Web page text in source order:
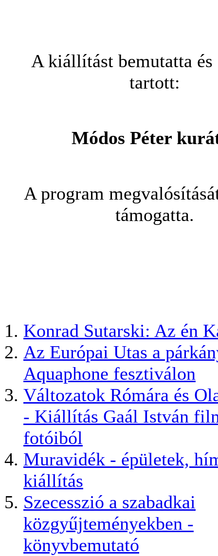
A kiállítást bemutatta és
tartott:
Módos Péter
A program
támogatta.
Konrad Sutarski: Az én
Az Európai Utas a
Aquaphone fesztiválon
Változatok Rómára és
- Kiállítás Gaál István
fotóiból
Muravidék - épületek,
kiállítás
Szecesszió a szabadkai
közgyűjteményekben -
könyvbemutató